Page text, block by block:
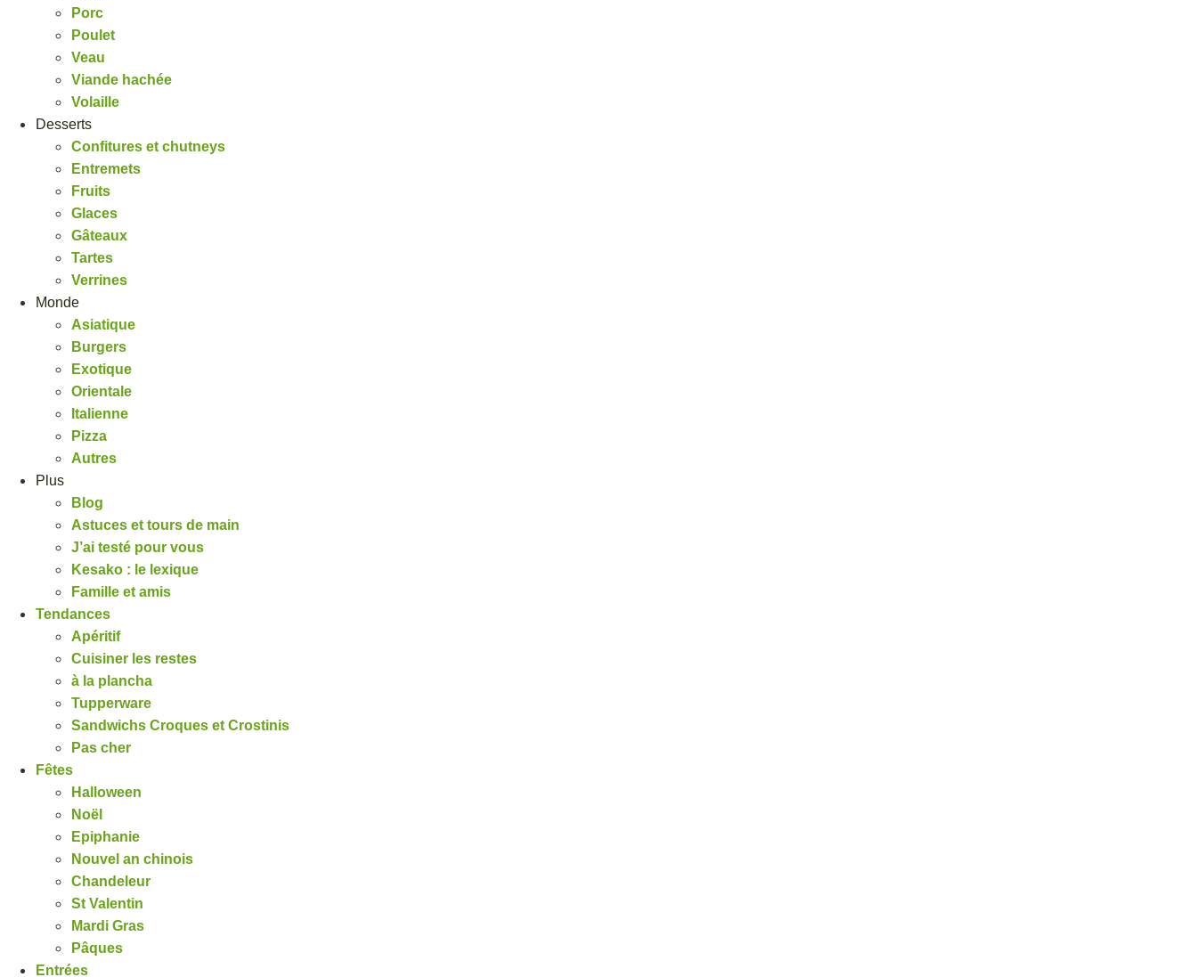
Porc
Poulet
Veau
Viande hachée
Volaille
Desserts
Confitures et chutneys
Entremets
Fruits
Glaces
Gâteaux
Tartes
Verrines
Monde
Asiatique
Burgers
Exotique
Orientale
Italienne
Pizza
Autres
Plus
Blog
Astuces et tours de main
J’ai testé pour vous
Kesako : le lexique
Famille et amis
Tendances
Apéritif
Cuisiner les restes
à la plancha
Tupperware
Sandwichs Croques et Crostinis
Pas cher
Fêtes
Halloween
Noël
Epiphanie
Nouvel an chinois
Chandeleur
St Valentin
Mardi Gras
Pâques
Entrées